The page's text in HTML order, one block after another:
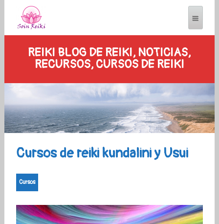
REIKI BLOG DE REIKI, NOTICIAS,
RECURSOS, CURSOS DE REIKI
Cursos de reiki kundalini y Usui
Cursos